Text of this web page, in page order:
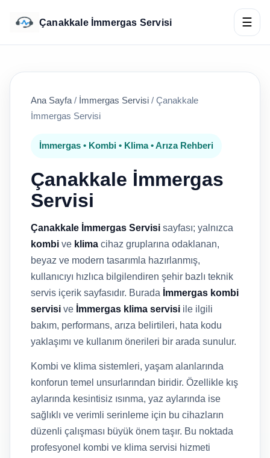
Çanakkale İmmergas Servisi ☰
Ana Sayfa / İmmergas Servisi / Çanakkale
İmmergas Servisi
İmmergas • Kombi • Klima • Arıza Rehberi
Çanakkale İmmergas
Servisi
Çanakkale İmmergas Servisi sayfası; yalnızca
kombi ve klima cihaz gruplarına odaklanan,
beyaz ve modern tasarımla hazırlanmış,
kullanıcıyı hızlıca bilgilendiren şehir bazlı teknik
servis içerik sayfasıdır. Burada İmmergas kombi
servisi ve İmmergas klima servisi ile ilgili
bakım, performans, arıza belirtileri, hata kodu
yaklaşımı ve kullanım önerileri bir arada sunulur.
Kombi ve klima sistemleri, yaşam alanlarında
konforun temel unsurlarından biridir. Özellikle kış
aylarında kesintisiz ısınma, yaz aylarında ise
sağlıklı ve verimli serinleme için bu cihazların
düzenli çalışması büyük önem taşır. Bu noktada
profesyonel kombi ve klima servisi hizmeti